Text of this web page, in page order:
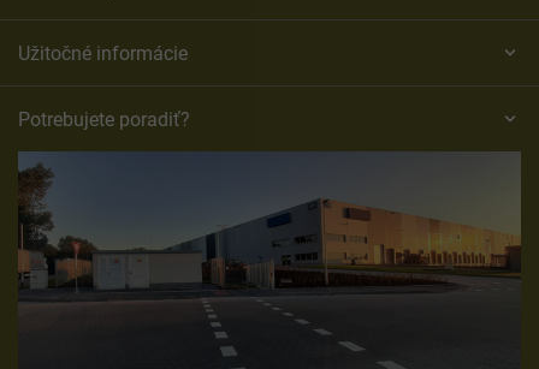
Užitočné informácie
Potrebujete poradiť?